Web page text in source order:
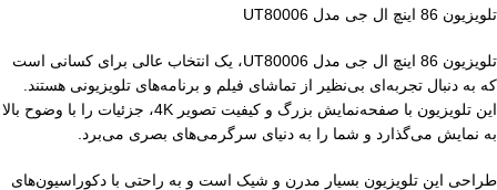
تلویزیون 86 اینچ ال جی مدل UT80006
تلویزیون 86 اینچ ال جی مدل UT80006، یک انتخاب عالی برای کسانی است
که به دنبال تجربه‌ای بی‌نظیر از تماشای فیلم و برنامه‌های تلویزیونی هستند.
این تلویزیون با صفحه‌نمایش بزرگ و کیفیت تصویر 4K، جزئیات را با وضوح بالا
به نمایش می‌گذارد و شما را به دنیای سرگرمی‌های بصری می‌برد.
طراحی این تلویزیون بسیار مدرن و شیک است و به راحتی با دکوراسیون‌های